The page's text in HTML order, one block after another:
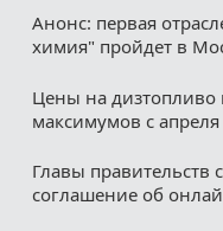
Анонс: первая
химия" пройдет в
Цены на дизтопливо
максимумов с апреля
Главы правительств
соглашение об